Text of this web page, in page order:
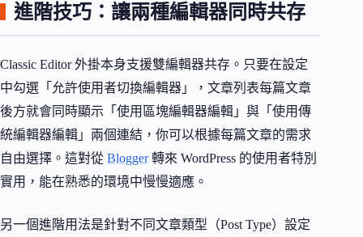
進階技巧：讓兩種編輯器同時共存
Classic Editor 外掛本身支援雙編輯器共存。只要在設定
中勾選「允許使用者切換編輯器」，文章列表每篇文章
後方就會同時顯示「使用區塊編輯器編輯」與「使用傳
統編輯器編輯」兩個連結，你可以根據每篇文章的需求
自由選擇。這對從 Blogger轉來 WordPress 的使用者特別
實用，能在熟悉的環境中慢慢適應。
另一個進階用法是針對不同文章類型（Post Type）設定